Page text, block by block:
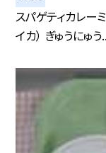
スパゲティカレー
イカ） ぎゅうにゅう